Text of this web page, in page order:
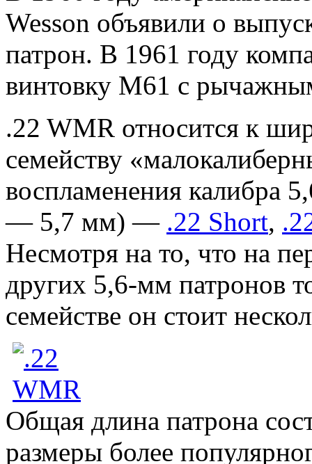
Wesson объявили о
патрон. В 1961 году
винтовку М61 с
.22 WMR относится к
семейству
воспламенения калибра
— 5,7 мм) — .22 Short,
Несмотря на то, что на
других 5,6-мм патронов
семействе он стоит
Общая длина патрона
размеры более